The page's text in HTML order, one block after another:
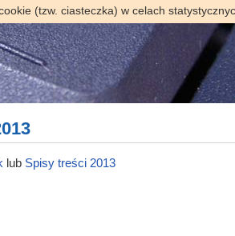
(tzw. ciasteczka) w celach
lub Spisy treści 2013